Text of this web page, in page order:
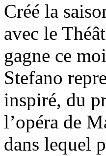
Créé la
avec le
gagne ce
Stefano
inspiré, du
l’opéra de
dans lequel